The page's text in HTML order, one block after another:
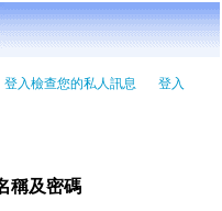
登入檢查您的私人訊息 登入
稱及密碼